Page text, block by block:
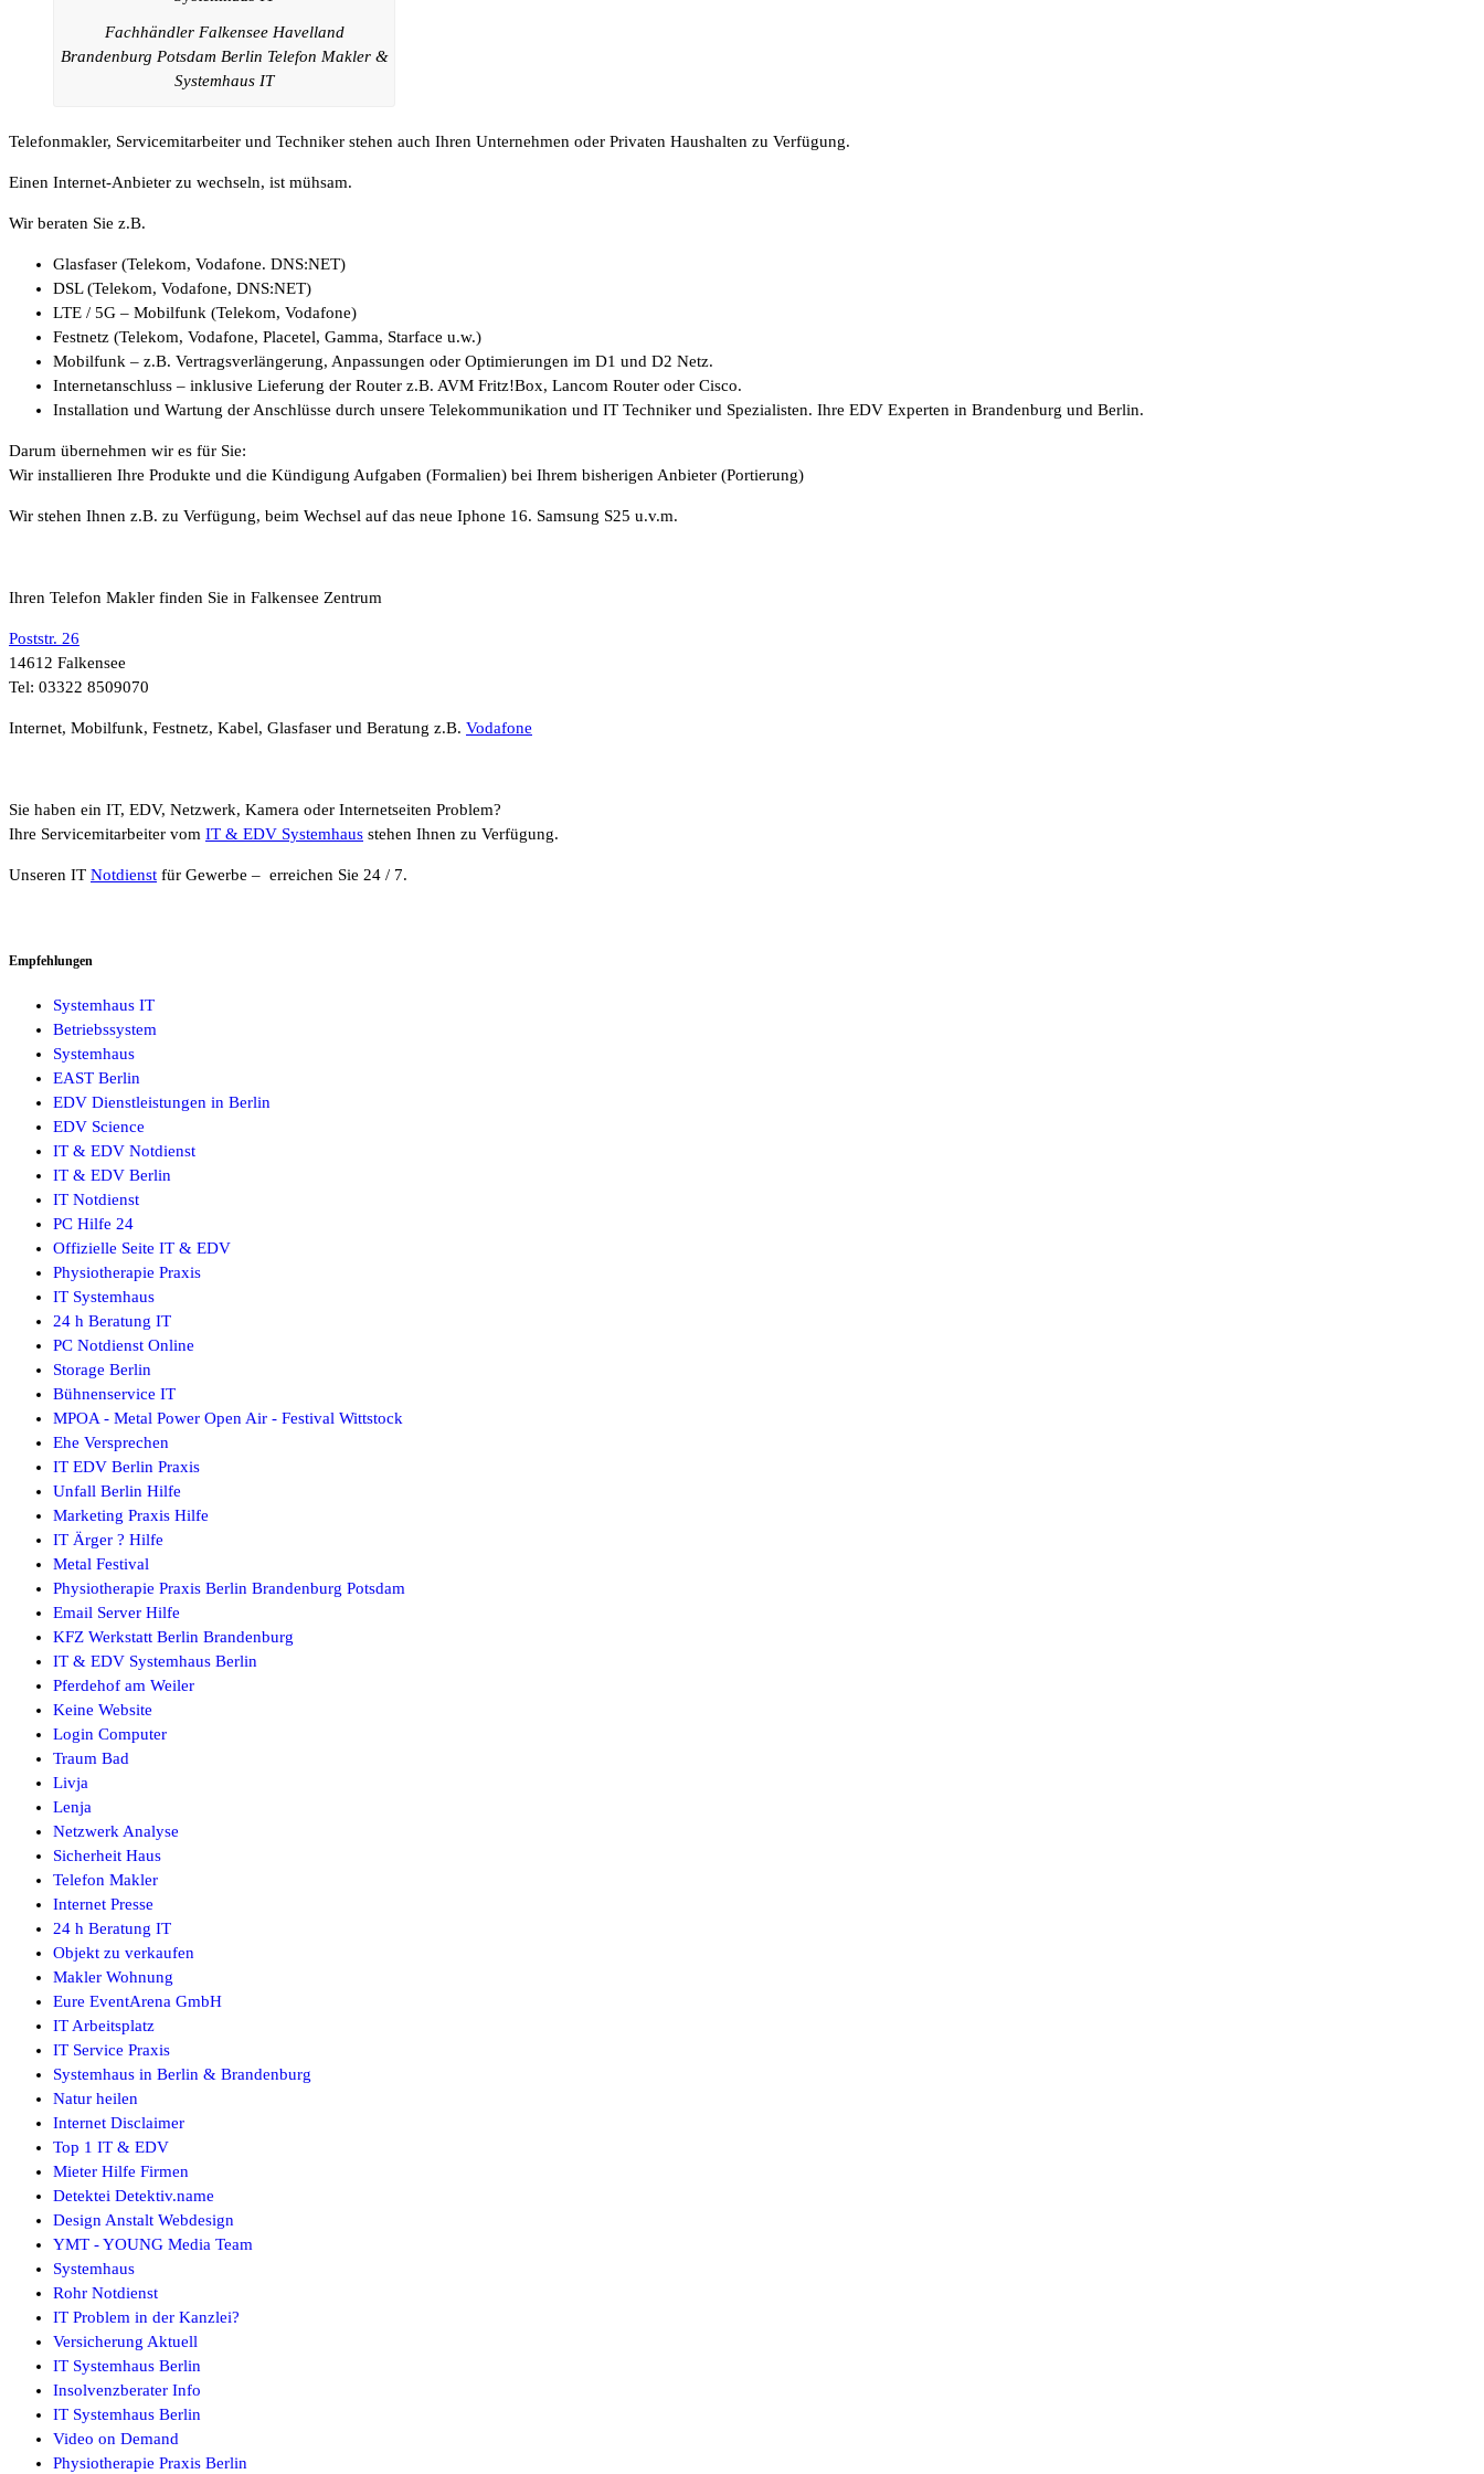
Fachhändler Falkensee Havelland
Brandenburg Potsdam Berlin Telefon Makler &
Systemhaus IT
Telefonmakler, Servicemitarbeiter und Techniker stehen auch Ihren Unternehmen oder Privaten Haushalten zu Verfügung.
Einen Internet-Anbieter zu wechseln, ist mühsam.
Wir beraten Sie z.B.
Glasfaser (Telekom, Vodafone. DNS:NET)
DSL (Telekom, Vodafone, DNS:NET)
LTE / 5G – Mobilfunk (Telekom, Vodafone)
Festnetz (Telekom, Vodafone, Placetel, Gamma, Starface u.w.)
Mobilfunk – z.B. Vertragsverlängerung, Anpassungen oder Optimierungen im D1 und D2 Netz.
Internetanschluss – inklusive Lieferung der Router z.B. AVM Fritz!Box, Lancom Router oder Cisco.
Installation und Wartung der Anschlüsse durch unsere Telekommunikation und IT Techniker und Spezialisten. Ihre EDV Experten in Brandenburg und Berlin.
Darum übernehmen wir es für Sie:
Wir installieren Ihre Produkte und die Kündigung Aufgaben (Formalien) bei Ihrem bisherigen Anbieter (Portierung)
Wir stehen Ihnen z.B. zu Verfügung, beim Wechsel auf das neue Iphone 16. Samsung S25 u.v.m.
Ihren Telefon Makler finden Sie in Falkensee Zentrum
Poststr. 26
14612 Falkensee
Tel: 03322 8509070
Internet, Mobilfunk, Festnetz, Kabel, Glasfaser und Beratung z.B. Vodafone
Sie haben ein IT, EDV, Netzwerk, Kamera oder Internetseiten Problem?
Ihre Servicemitarbeiter vom IT & EDV Systemhaus stehen Ihnen zu Verfügung.
Unseren IT Notdienst für Gewerbe – erreichen Sie 24 / 7.
Empfehlungen
Systemhaus IT
Betriebssystem
Systemhaus
EAST Berlin
EDV Dienstleistungen in Berlin
EDV Science
IT & EDV Notdienst
IT & EDV Berlin
IT Notdienst
PC Hilfe 24
Offizielle Seite IT & EDV
Physiotherapie Praxis
IT Systemhaus
24 h Beratung IT
PC Notdienst Online
Storage Berlin
Bühnenservice IT
MPOA - Metal Power Open Air - Festival Wittstock
Ehe Versprechen
IT EDV Berlin Praxis
Unfall Berlin Hilfe
Marketing Praxis Hilfe
IT Ärger ? Hilfe
Metal Festival
Physiotherapie Praxis Berlin Brandenburg Potsdam
Email Server Hilfe
KFZ Werkstatt Berlin Brandenburg
IT & EDV Systemhaus Berlin
Pferdehof am Weiler
Keine Website
Login Computer
Traum Bad
Livja
Lenja
Netzwerk Analyse
Sicherheit Haus
Telefon Makler
Internet Presse
24 h Beratung IT
Objekt zu verkaufen
Makler Wohnung
Eure EventArena GmbH
IT Arbeitsplatz
IT Service Praxis
Systemhaus in Berlin & Brandenburg
Natur heilen
Internet Disclaimer
Top 1 IT & EDV
Mieter Hilfe Firmen
Detektei Detektiv.name
Design Anstalt Webdesign
YMT - YOUNG Media Team
Systemhaus
Rohr Notdienst
IT Problem in der Kanzlei?
Versicherung Aktuell
IT Systemhaus Berlin
Insolvenzberater Info
IT Systemhaus Berlin
Video on Demand
Physiotherapie Praxis Berlin